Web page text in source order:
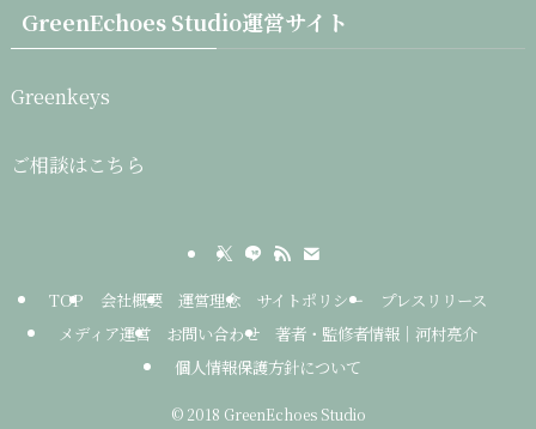
GreenEchoes Studio運営サイト
Greenkeys
ご相談はこちら
TOP 会社概要 運営理念 サイトポリシー
プレスリリース
メディア運営
お問い合わせ
著者・監修者情報｜河村亮介
個人情報保護方針について
©2018 GreenEchoes Studio